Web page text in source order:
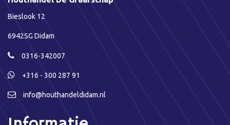
Bieslook 12
6942SG Didam
0316-342007
+316 - 300 287 91
info@houthandeldidam.nl